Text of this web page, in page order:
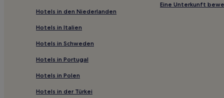
San Rocco Hotels
Massa e Cozzile Hotels
Hotels in den Niederlanden
Hotels in Italien
Hotels in Schweden
Hotels in Portugal
Hotels in Polen
Hotels in der Türkei
Eine Unterkunft